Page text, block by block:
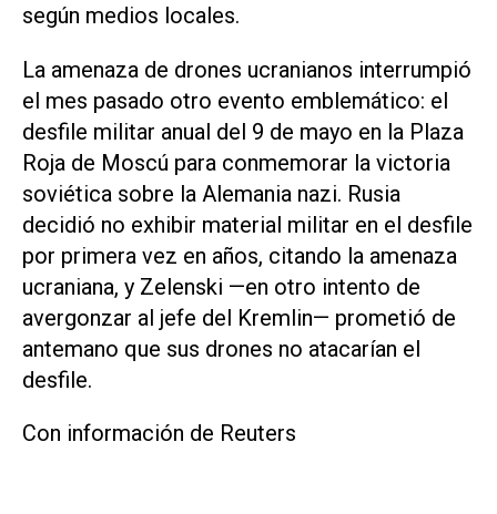
según medios locales.
La amenaza de drones ucranianos interrumpió
el mes pasado otro evento ‌emblemático: el
desfile militar ⁠anual del 9 de mayo en la Plaza
Roja de Moscú para conmemorar la victoria
soviética sobre la Alemania nazi. Rusia
decidió no exhibir material militar en ​el desfile
por primera vez en años, citando la amenaza
ucraniana, y Zelenski —en otro intento de
avergonzar al jefe del Kremlin— prometió de
antemano que sus drones no atacarían el
desfile.
Con información de Reuters